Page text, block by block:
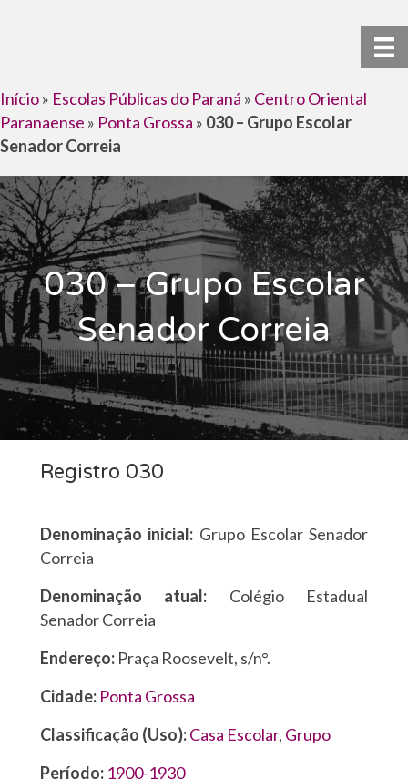
Início» Escolas Públicas do Paraná » Centro Oriental
Paranaense » Ponta Grossa » 030 – Grupo Escolar
Senador Correia
030 – Grupo Escolar
Senador Correia
Registro 030
Denominação inicial: Grupo Escolar Senador
Correia
Denominação atual: Colégio Estadual
Senador Correia
Endereço: Praça Roosevelt, s/n°.
Cidade: Ponta Grossa
Classificação (Uso):Casa Escolar, Grupo
Período: 1900-1930